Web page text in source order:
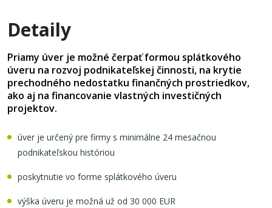
Detaily
Priamy úver je možné čerpať formou splátkového
úveru na rozvoj podnikateľskej činnosti, na krytie
prechodného nedostatku finančných prostriedkov,
ako aj na financovanie vlastných investičných
projektov.
úver je určený pre firmy s minimálne 24 mesačnou
podnikateľskou históriou
poskytnutie vo forme splátkového úveru
výška úveru je možná už od 30 000 EUR